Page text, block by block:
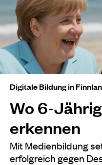
Digitale Bildung in
Wo 6-
erkennen
Mit Medienbildung
erfolgreich gegen